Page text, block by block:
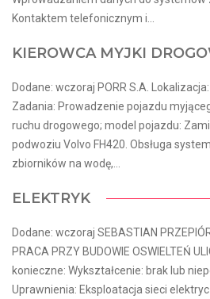
Kontaktem telefonicznym i...
KIEROWCA MYJKI
Dodane: wczoraj PORR S.A.
Zadania: Prowadzenie pojazdu
ruchu drogowego; model pojazdu:
podwoziu Volvo FH420. Obsługa
zbiorników na wodę,...
ELEKTRYK
Dodane: wczoraj SEBASTIAN
PRACA PRZY BUDOWIE OSWIELTEŃ
konieczne: Wykształcenie: brak lub
Uprawnienia: Eksploatacja sieci